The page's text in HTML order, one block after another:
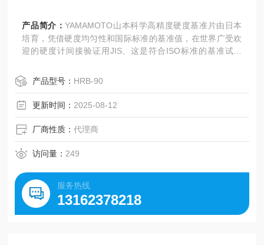
产品简介：YAMAMOTO山本科学高精度硬度基准片由日本
培育，凭借硬度均匀性和国际标准的基准值，在世界广受欢
迎的硬度计间接验证用JIS、这是符合ISO标准的基准试验
产品型号： HRB-90
更新时间： 2025-08-12
厂商性质：代理商
访问量： 249
服务热线
13162378218